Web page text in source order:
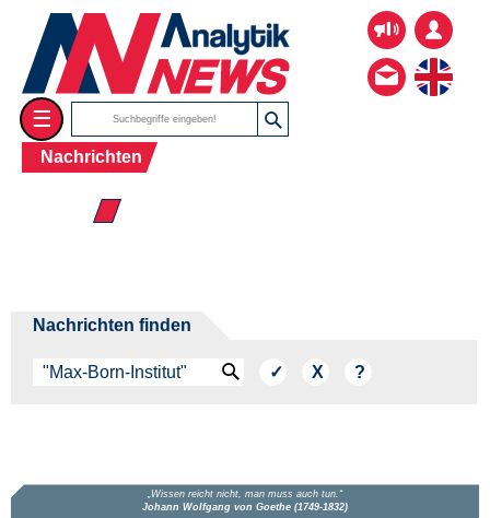
☰
Nachrichten
☰ 2026
Nachrichten finden